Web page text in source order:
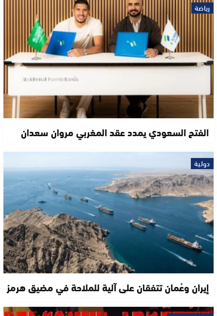
رياضة
الفتح السعودي يمدد عقد المغربي مروان سعدان
دولية
إيران وعُمان تتفقان على آلية للملاحة في مضيق هرمز